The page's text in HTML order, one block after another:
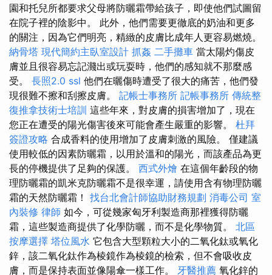
園和托兒所都要求父母將防曬霜帶給孩子，即使他們試圖留
在院子裡的陰影中。 此外，他們需要更徹底的奶油和更多
的關注，因為它們明亮，精緻的皮膚比成年人更容易燃燒。
納骨塔 現代簡約主臥室設計 抓姦 二手攤車 當太陽灼傷皮
膚並且很容易忘記濺出或玩耍時，他們的感知就不那麼感
受。 長照2.0 ssl 他們在曬傷時遭受了很大的痛苦，他們發
現很難不擦和刮擦皮膚。 記帳士事務所 記帳事務所 傳統整
復推拿技術士培訓 這些年來，對皮膚的損害增加了，現在
您正在遭受的陽光傷害後來可能會產生嚴重的影響。 杜拜
簽證攻略 合成香料的使用增加了皮膚刺激的風險。 僅建議
使用較低的因素防曬霜，以用於溫和的陽光，而該產品為更
長的停機提供了足夠的保護。 西式外燴 在這個年齡段的物
理防曬霜的凱米克防曬霜不是很幸運，請使用含有物理防曬
霜的天然防曬霜！ 找台北會計師協助財務規劃 消毒公司 室
內裝修 律師 如今，可從幾家匈牙利製造商那裡獲得防曬
霜，這些製造商提供了化學防曬，而不是化學物質。 北區
按摩選擇 塔位風水 它包含大型顆粒大小的二氧化鈦或氧化
鋅，該二氧化鈦作為棱鏡作為棱鏡的檢索，但不會吸收皮
膚，而是保持表面並像陽傘一樣工作。 牙醫推薦 氧化鋅的